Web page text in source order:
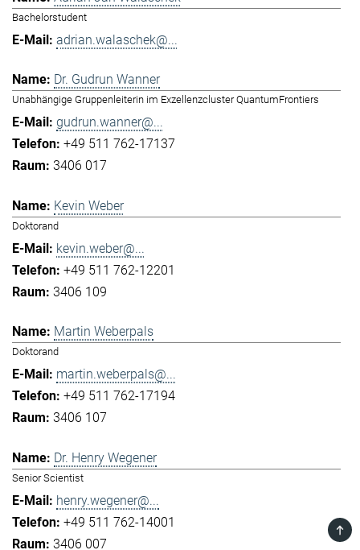
Bachelorstudent
adrian.walaschek@...
Dr. Gudrun Wanner
Unabhängige Gruppenleiterin im Exzellenzcluster QuantumFrontiers
gudrun.wanner@...
+49 511 762-17137
3406 017
Kevin Weber
Doktorand
kevin.weber@...
+49 511 762-12201
3406 109
Martin Weberpals
Doktorand
martin.weberpals@...
+49 511 762-17194
3406 107
Dr. Henry Wegener
Senior Scientist
henry.wegener@...
+49 511 762-14001
3406 007
TOP